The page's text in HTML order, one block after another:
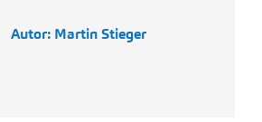
Autor: Martin Stieger